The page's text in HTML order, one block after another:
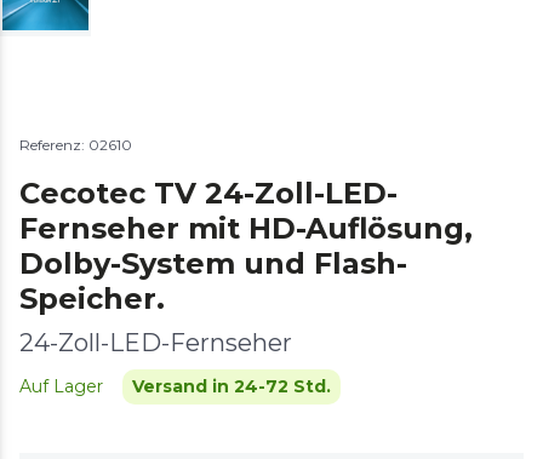
Referenz: 02610
Cecotec TV 24-Zoll-LED-
Fernseher mit HD-Auflösung,
Dolby-System und Flash-
Speicher.
24-Zoll-LED-Fernseher
Auf Lager Versand in 24-72 Std.